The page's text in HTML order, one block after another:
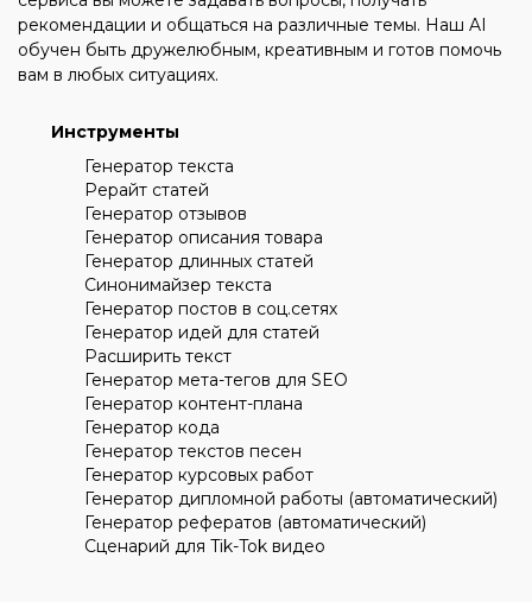
рекомендации и общаться на различные темы. Наш AI
обучен быть дружелюбным, креативным и готов помочь
вам в любых ситуациях.
Инструменты
Генератор текста
Рерайт статей
Генератор отзывов
Генератор описания товара
Генератор длинных статей
Синонимайзер текста
Генератор постов в соц.сетях
Генератор идей для статей
Расширить текст
Генератор мета-тегов для SEO
Генератор контент-плана
Генератор кода
Генератор текстов песен
Генератор курсовых работ
Генератор дипломной работы (автоматический)
Генератор рефератов (автоматический)
Сценарий для Tik-Tok видео